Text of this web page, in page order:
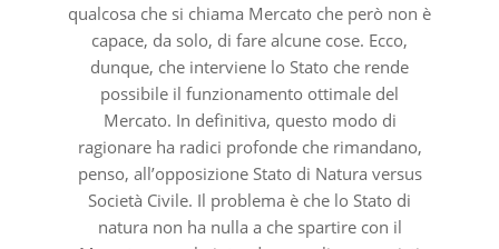
qualcosa che si chiama Mercato che però non è
capace, da solo, di fare alcune cose. Ecco,
dunque, che interviene lo Stato che rende
possibile il funzionamento ottimale del
Mercato. In definitiva, questo modo di
ragionare ha radici profonde che rimandano,
penso, all’opposizione Stato di Natura versus
Società Civile. Il problema è che lo Stato di
natura non ha nulla a che spartire con il